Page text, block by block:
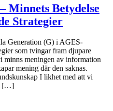
Minnets Betydelse
Strategier
Generation (G) i AGES-
som tvingar fram djupare
meningen av information
mening där den saknas.
I likhet med att vi
[…]